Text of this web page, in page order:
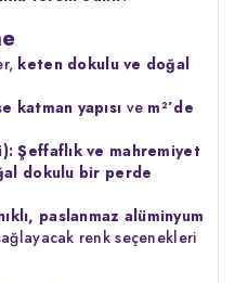
keten dokulu ve doğal
katman yapısı ve m²’de
Şeffaflık ve mahremiyet
dokulu bir perde
paslanmaz alüminyum
renk seçenekleri